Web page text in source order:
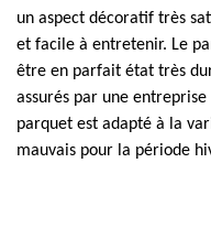
un aspect décoratif très
et facile à entretenir. Le
être en parfait état très
assurés par une
parquet est adapté à la
mauvais pour la période